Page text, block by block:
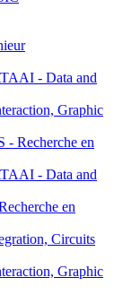
- Data and
Graphic
Recherche en
- Data and
en
Circuits
Graphic